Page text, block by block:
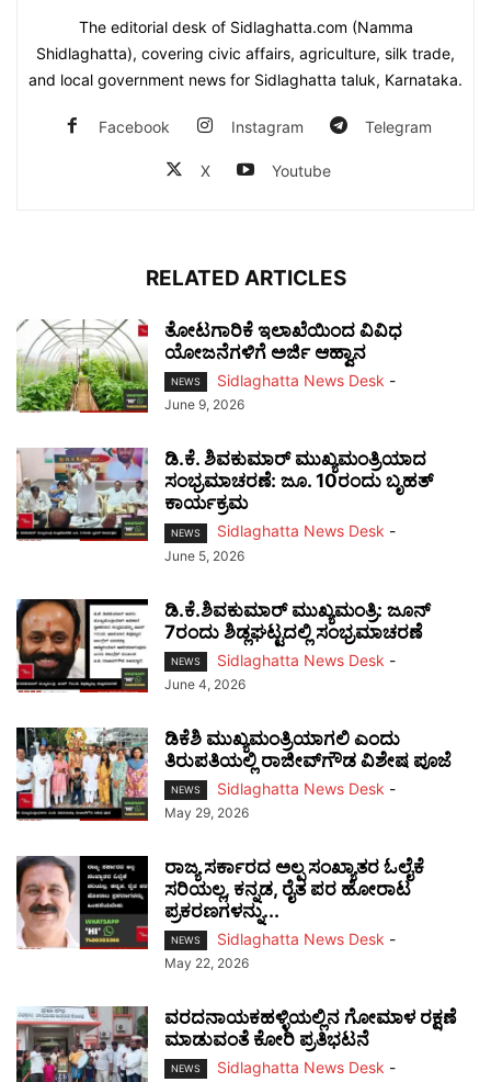
The editorial desk of Sidlaghatta.com (Namma
Shidlaghatta), covering civic affairs, agriculture, silk trade,
and local government news for Sidlaghatta taluk, Karnataka.
Facebook Instagram Telegram
X Youtube
RELATED ARTICLES
ತೋಟಗಾರಿಕೆ ಇಲಾಖೆಯಿಂದ ವಿವಿಧ
ಯೋಜನೆಗಳಿಗೆ ಅರ್ಜಿ ಆಹ್ವಾನ
NEWS Sidlaghatta News Desk -
June 9, 2026
ಡಿ.ಕೆ. ಶಿವಕುಮಾರ್ ಮುಖ್ಯಮಂತ್ರಿಯಾದ
ಸಂಭ್ರಮಾಚರಣೆ: ಜೂ. 10ರಂದು ಬೃಹತ್
ಕಾರ್ಯಕ್ರಮ
NEWS Sidlaghatta News Desk -
June 5, 2026
ಡಿ.ಕೆ.ಶಿವಕುಮಾರ್ ಮುಖ್ಯಮಂತ್ರಿ: ಜೂನ್
7ರಂದು ಶಿಡ್ಲಘಟ್ಟದಲ್ಲಿ ಸಂಭ್ರಮಾಚರಣೆ
NEWS Sidlaghatta News Desk -
June 4, 2026
ಡಿಕೆಶಿ ಮುಖ್ಯಮಂತ್ರಿಯಾಗಲಿ ಎಂದು
ತಿರುಪತಿಯಲ್ಲಿ ರಾಜೀವ್‌ಗೌಡ ವಿಶೇಷ ಪೂಜೆ
NEWS Sidlaghatta News Desk -
May 29, 2026
ರಾಜ್ಯ ಸರ್ಕಾರದ ಅಲ್ಪ ಸಂಖ್ಯಾತರ ಓಲೈಕೆ
ಸರಿಯಲ್ಲ, ಕನ್ನಡ, ರೈತ ಪರ ಹೋರಾಟ
ಪ್ರಕರಣಗಳನ್ನು...
NEWS Sidlaghatta News Desk -
May 22, 2026
ವರದನಾಯಕಹಳ್ಳಿಯಲ್ಲಿನ ಗೋಮಾಳ ರಕ್ಷಣೆ
ಮಾಡುವಂತೆ ಕೋರಿ ಪ್ರತಿಭಟನೆ
NEWS Sidlaghatta News Desk -